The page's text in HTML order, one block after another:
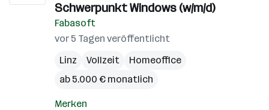
Schwerpunkt Windows (w/m/d)
Fabasoft
vor 5 Tagen veröffentlicht
Linz
Vollzeit
Homeoffice
ab 5.000 € monatlich
Merken